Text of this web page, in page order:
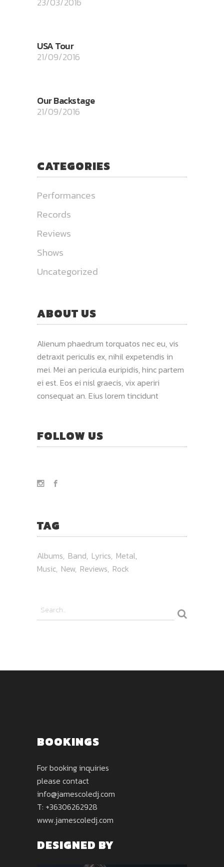
USA Tour
21/09/2016
Our Backstage
21/09/2016
CATEGORIES
Performances
Records
Reviews
Shows
Uncategorized
ABOUT US
Alienum phaedrum torquatos nec eu, vis
detraxit periculis ex, nihil expetendis in
mei. Mei an pericula euripidis, hinc partem
ei est. Eos ei nisl graecis, vix aperiri
consequat an. Eius lorem tincidunt
FOLLOW US
TAG
Albums Band Lyrics Metal
Music New Reviews Rock
BOOKINGS
For booking inquiries
please contact
info@jamescoledj.com
T: +36306262928
www.jamescoledj.com
DESIGNED BY